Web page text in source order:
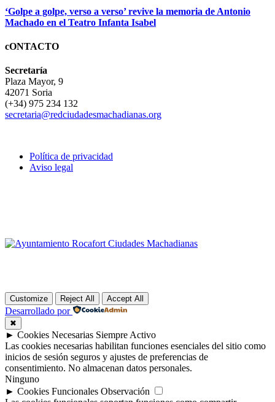
‘Golpe a golpe, verso a verso’ revive la memoria de Antonio
Machado en el Teatro Infanta Isabel
cONTACTO
Secretaría
Plaza Mayor, 9
42071 Soria
(+34) 975 234 132
secretaria@redciudadesmachadianas.org
Política de privacidad
Aviso legal
Customize Reject All Accept All
Desarrollado por
✖
► Cookies Necesarias Siempre Activo
Las cookies necesarias habilitan funciones esenciales del sitio como
inicios de sesión seguros y ajustes de preferencias de
consentimiento. No almacenan datos personales.
Ninguno
► Cookies Funcionales Observación